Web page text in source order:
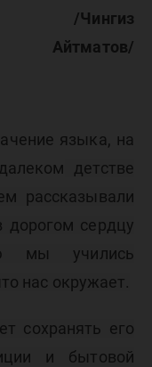
Айтматов/
языка, на
детстве
рассказывали
дорогом сердцу
мы учились
нас окружает.
его
и бытовой